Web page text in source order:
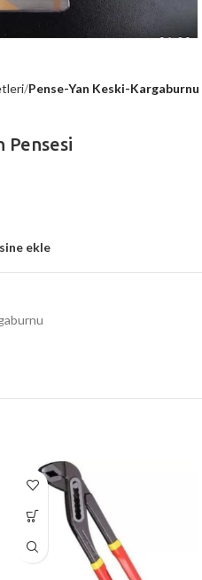
Pense-Yan Keski-Kargaburnu
Pensesi
ekle